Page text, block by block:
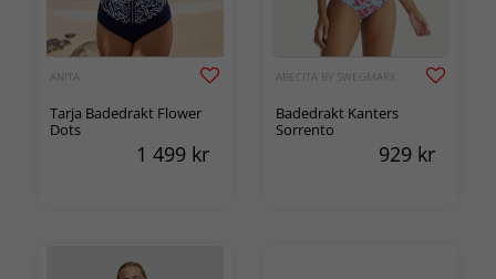
ANITA
Tarja Badedrakt Flower
Dots
1 499 kr
ABECITA BY SWEGMARK
Badedrakt Kanters
Sorrento
929 kr